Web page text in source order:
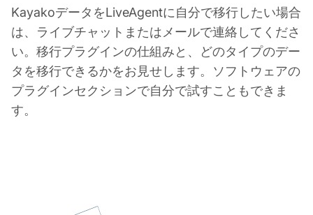
KayakoデータをLiveAgentに自分で移行したい場合
は、ライブチャットまたはメールで連絡してくださ
い。移行プラグインの仕組みと、どのタイプのデー
タを移行できるかをお見せします。ソフトウェアの
プラグインセクションで自分で試すこともできま
す。